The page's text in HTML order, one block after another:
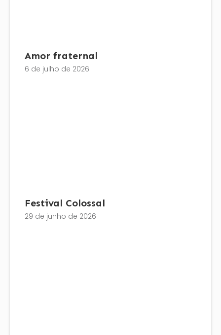
Amor fraternal
6 de julho de 2026
Festival Colossal
29 de junho de 2026